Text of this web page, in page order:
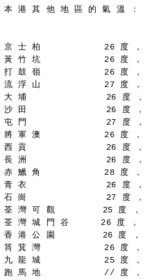
本 港 其 他 地 區 的 氣 溫 ：
京 士 柏            26 度 ，
黃 竹 坑            26 度 ，
打 鼓 嶺            26 度 ，
流 浮 山            27 度 ，
大 埔               26 度 ，
沙 田               26 度 ，
屯 門               27 度 ，
將 軍 澳            26 度 ，
西 貢               26 度 ，
長 洲               26 度 ，
赤 鱲 角            28 度 ，
青 衣               26 度 ，
石 崗               27 度 ，
荃 灣 可 觀         25 度 ，
荃 灣 城 門 谷      26 度 ，
香 港 公 園         26 度 ，
筲 箕 灣            26 度 ，
九 龍 城            25 度 ，
跑 馬 地            // 度 ，